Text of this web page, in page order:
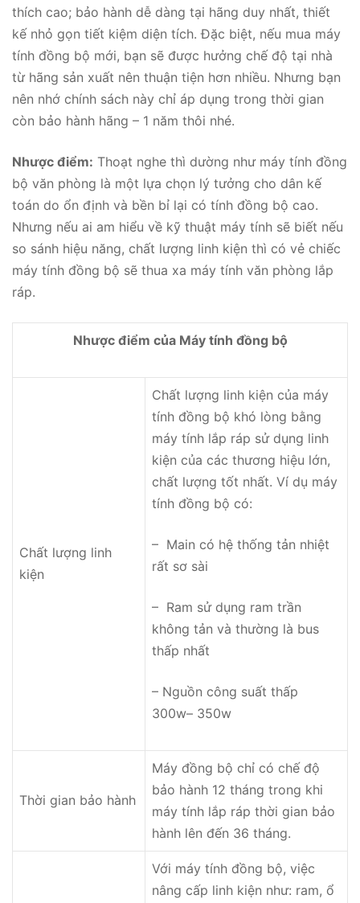
thích cao; bảo hành dễ dàng tại hãng duy nhất, thiết
kế nhỏ gọn tiết kiệm diện tích. Đặc biệt, nếu mua máy
tính đồng bộ mới, bạn sẽ được hưởng chế độ tại nhà
từ hãng sản xuất nên thuận tiện hơn nhiều. Nhưng bạn
nên nhớ chính sách này chỉ áp dụng trong thời gian
còn bảo hành hãng – 1 năm thôi nhé.
Nhược điểm: Thoạt nghe thì dường như máy tính đồng
bộ văn phòng là một lựa chọn lý tưởng cho dân kế
toán do ổn định và bền bỉ lại có tính đồng bộ cao.
Nhưng nếu ai am hiểu về kỹ thuật máy tính sẽ biết nếu
so sánh hiệu năng, chất lượng linh kiện thì có vẻ chiếc
máy tính đồng bộ sẽ thua xa máy tính văn phòng lắp
ráp.
Nhược điểm của Máy tính đồng bộ
Chất lượng linh
kiện
Chất lượng linh kiện của máy
tính đồng bộ khó lòng bằng
máy tính lắp ráp sử dụng linh
kiện của các thương hiệu lớn,
chất lượng tốt nhất. Ví dụ máy
tính đồng bộ có:
– Main có hệ thống tản nhiệt
rất sơ sài
– Ram sử dụng ram trần
không tản và thường là bus
thấp nhất
– Nguồn công suất thấp
300w– 350w
Thời gian bảo hành
Máy đồng bộ chỉ có chế độ
bảo hành 12 tháng trong khi
máy tính lắp ráp thời gian bảo
hành lên đến 36 tháng.
Với máy tính đồng bộ, việc
nâng cấp linh kiện như: ram, ổ